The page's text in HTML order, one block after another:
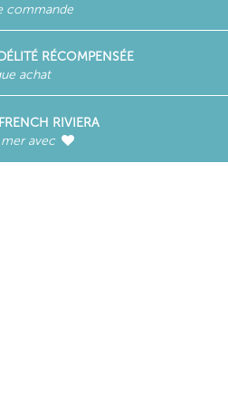
commande
RÉCOMPENSÉE
achat
RIVIERA
avec